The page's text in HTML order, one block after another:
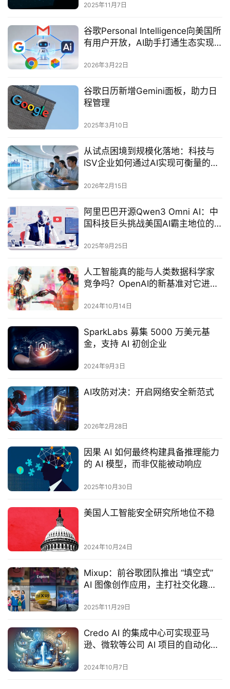
2025年11月7日
谷歌Personal Intelligence向美国所
有用户开放，AI助手打通生态实现
2026年3月22日
谷歌日历新增Gemini面板，助力日
程管理‌
2025年3月10日
从试点困境到规模化落地：科技与
ISV企业如何通过AI实现可衡量的客
2026年2月15日
阿里巴巴开源Qwen3 Omni AI：中
国科技巨头挑战美国AI霸主地位的
2025年9月25日
人工智能真的能与人类数据科学家
竞争吗？OpenAI的新基准对它进行
2024年10月14日
SparkLabs 募集 5000 万美元基
金，支持 AI 初创企业
2024年9月3日
AI攻防对决：开启网络安全新范式
2026年2月28日
因果 AI 如何最终构建具备推理能力
的 AI 模型，而非仅能被动响应
2025年10月30日
美国人工智能安全研究所地位不稳
2024年10月24日
Mixup：前谷歌团队推出 “填空式”
AI 图像创作应用，主打社交化趣味
2025年11月29日
Credo AI 的集成中心可实现亚马
逊、微软等公司 AI 项目的自动化治
2024年10月7日